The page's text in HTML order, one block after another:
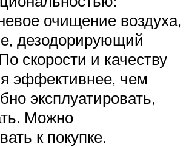
очищение воздуха,
дезодорирующий
скорости и качеству
эффективнее, чем
эксплуатировать,
Можно
к покупке.